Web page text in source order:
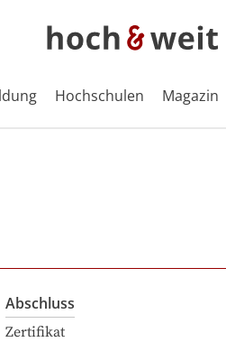
Hochschulen Magazin
Abschluss
Zertifikat